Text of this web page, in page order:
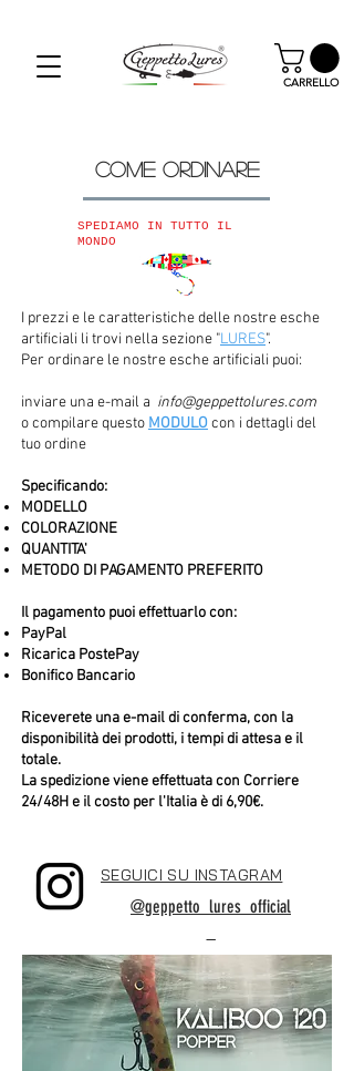
CARRELLO
COME ORDINARE
SPEDIAMO IN TUTTO IL
MONDO
I prezzi e le caratteristiche delle nostre esche
artificiali li trovi nella sezione "LURES".
Per ordinare le nostre esche artificiali puoi:
inviare una e-mail a info@geppettolures.com
o compilare questo MODULOcon i dettagli del
tuo ordine
Specificando:
MODELLO
COLORAZIONE
QUANTITA'
METODO DI PAGAMENTO PREFERITO
Il pagamento puoi effettuarlo con:
PayPal
Ricarica PostePay
Bonifico Bancario
Riceverete una e-mail di conferma, con la
disponibilità dei prodotti, i tempi di attesa e il
totale.
La spedizione viene effettuata con Corriere
24/48H e il costo per l'Italia è di 6,90€.
SEGUICI SU INSTAGRAM
@geppetto_lures_official